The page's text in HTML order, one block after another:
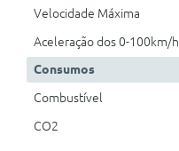
Velocidade Máxima
Aceleração dos 0-100km/h
Consumos
Combustível
CO2